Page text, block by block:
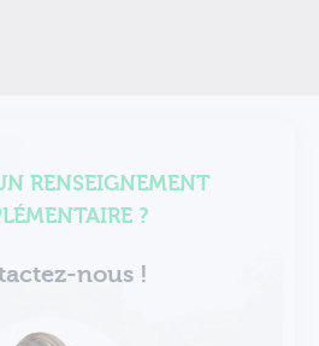
RENSEIGNEMENT
?
nous !